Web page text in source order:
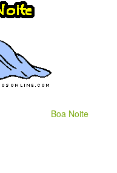
Boa Noite